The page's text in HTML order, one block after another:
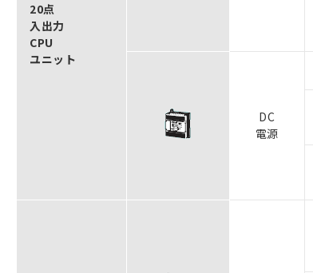
20点
入出力
CPU
ユニット
DC
電源